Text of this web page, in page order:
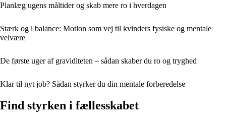
Planlæg ugens måltider og skab mere ro i hverdagen
Stærk og i balance: Motion som vej til kvinders fysiske og mentale
velvære
De første uger af graviditeten – sådan skaber du ro og tryghed
Klar til nyt job? Sådan styrker du din mentale forberedelse
Find styrken i fællesskabet